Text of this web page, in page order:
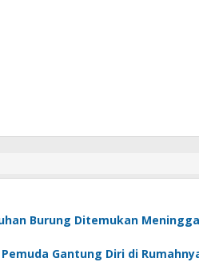
Burung Ditemukan
Gantung Diri di